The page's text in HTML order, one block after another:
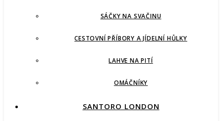
SÁČKY NA SVAČINU
CESTOVNÍ PŘÍBORY A JÍDELNÍ HŮLKY
LAHVE NA PITÍ
OMÁČNÍKY
SANTORO LONDON